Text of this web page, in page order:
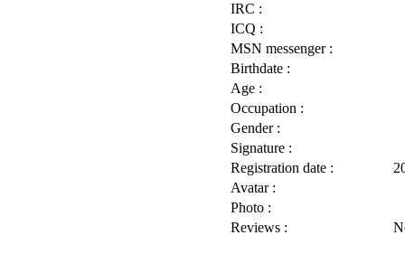
IRC :
ICQ :
MSN messenger :
Birthdate :
Age :
Occupation :
Gender :
Signature :
Registration date :
Avatar :
Photo :
Reviews :